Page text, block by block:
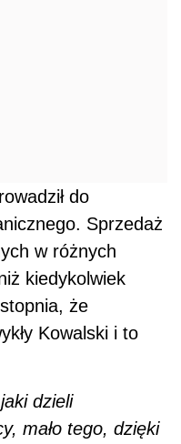
do
Sprzedaż
w różnych
kiedykolwiek
że
Kowalski i to
dzieli
mało tego, dzięki